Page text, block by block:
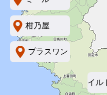
柑乃屋
プラスワン